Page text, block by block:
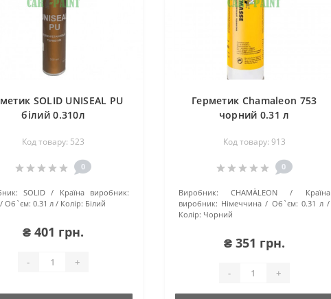
SOLID UNISEAL РU
білий 0.310л
Код товару: 523
0
SOLID
Країна виробник:
Об`єм: 0.31 л Колір: Білий
₴ 401 грн.
- +
Герметик Chamaleon 753
чорний 0.31 л
Код товару: 913
0
Виробник: CHAMÄLEON
Країна
виробник: Німеччина Об`єм: 0.31 л
Колір: Чорний
₴ 351 грн.
- +